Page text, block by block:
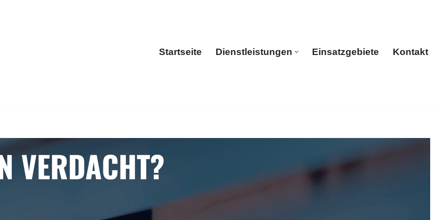
Startseite Dienstleistungen Einsatzgebiete Kontakt